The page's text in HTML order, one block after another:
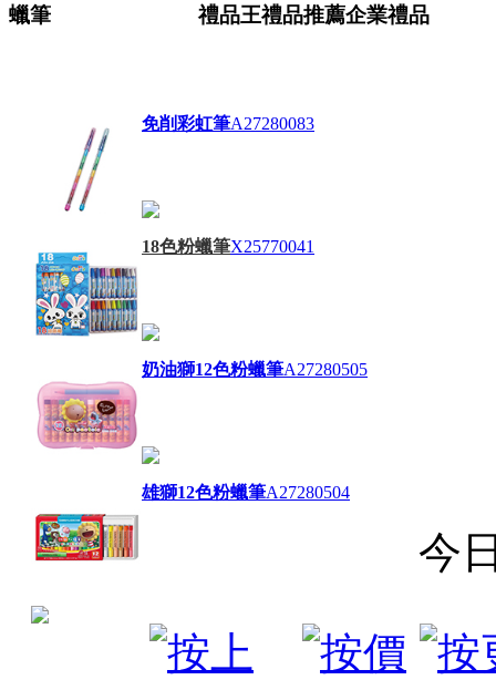
蠟筆 禮品王禮品推薦企業禮品
免削彩虹筆A27280083
18色粉蠟筆X25770041
奶油獅12色粉蠟筆A27280505
雄獅12色粉蠟筆A27280504
今